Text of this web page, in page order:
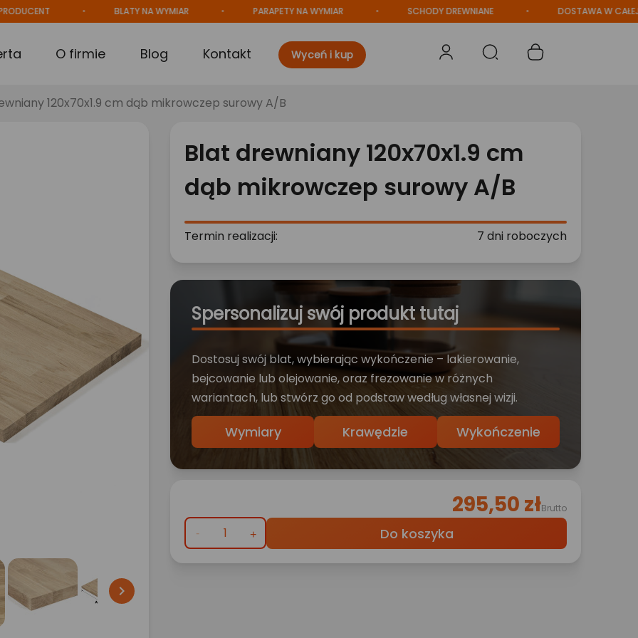
BLATY NA WYMIAR PARAPETY NA WYMIAR SCHODY DREWNIANE DOSTAWA W CAŁEJ
O firmie Blog Kontakt Wyceń i kup
120x70x1.9 cm dąb mikrowczep surowy A/B

Blat drewniany 120x70x1.9 cm
dąb mikrowczep surowy A/B
Termin realizacji: 7 dni roboczych
Spersonalizuj swój produkt tutaj
Dostosuj swój blat, wybierając wykończenie – lakierowanie,
bejcowanie lub olejowanie, oraz frezowanie w różnych
wariantach, lub stwórz go od podstaw według własnej wizji.
Wymiary Krawędzie Wykończenie
295,50 złBrutto
Do koszyka